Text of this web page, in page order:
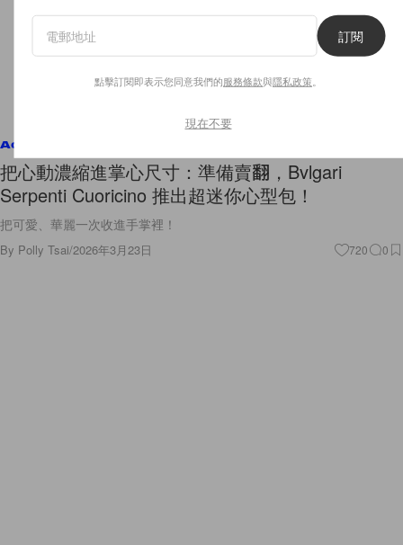
Accessories
把心動濃縮進掌心尺寸：準備賣翻，Bvlgari
Serpenti Cuoricino 推出超迷你心型包！
把可愛、華麗一次收進手掌裡！
By Polly Tsai/2026年3月23日 720 0
訂閱
點擊訂閱即表示您同意我們的服務條款與隱私政策
現在不要